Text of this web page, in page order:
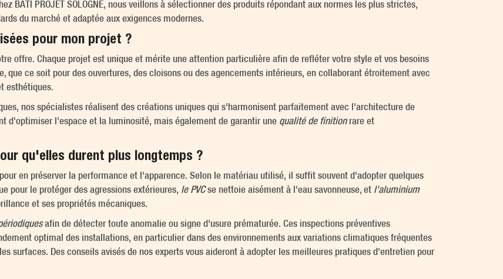
BATI PROJET SOLOGNE, nous veillons à sélectionner des produits répondant aux normes les plus strictes,
du marché et adaptée aux exigences modernes.
pour mon projet ?
offre. Chaque projet est unique et mérite une attention particulière afin de refléter votre style et vos besoins
que ce soit pour des ouvertures, des cloisons ou des agencements intérieurs, en collaborant étroitement avec
esthétiques.
nos spécialistes réalisent des créations uniques qui s'harmonisent parfaitement avec l'architecture de
d'optimiser l'espace et la luminosité, mais également de garantir une qualité de finitionrare et
qu'elles durent plus longtemps ?
en préserver la performance et l'apparence. Selon le matériau utilisé, il suffit souvent d'adopter quelques
pour le protéger des agressions extérieures, le PVCse nettoie aisément à l'eau savonneuse, et l'aluminium
et ses propriétés mécaniques.
afin de détecter toute anomalie ou signe d'usure prématurée. Ces inspections préventives
optimal des installations, en particulier dans des environnements aux variations climatiques fréquentes
surfaces. Des conseils avisés de nos experts vous aideront à adopter les meilleures pratiques d'entretien pour